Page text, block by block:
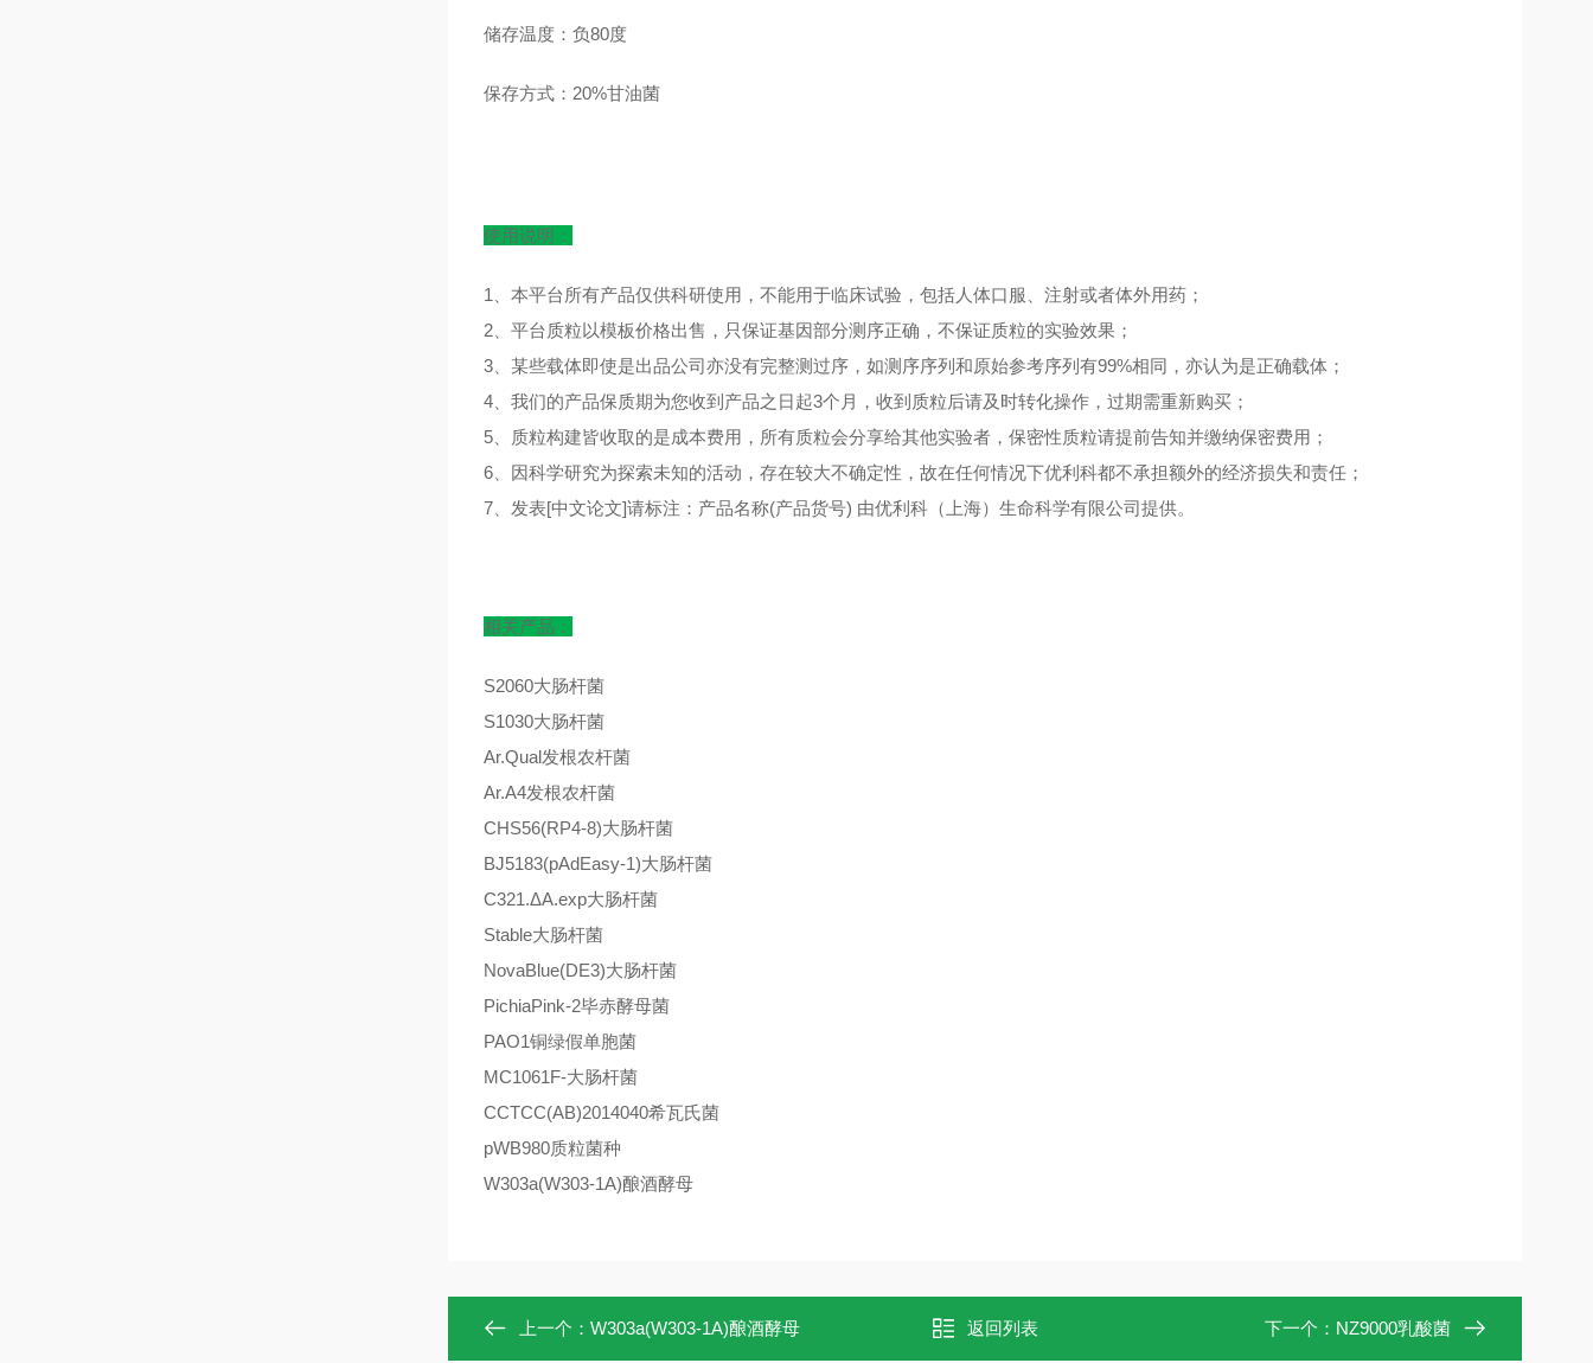
储存温度：负80度
保存方式：20%甘油菌
使用说明：
1、本平台所有产品仅供科研使用，不能用于临床试验，包括人体口服、注射或者体外用药；
2、平台质粒以模板价格出售，只保证基因部分测序正确，不保证质粒的实验效果；
3、某些载体即使是出品公司亦没有完整测过序，如测序序列和原始参考序列有99%相同，亦认为是正确载体；
4、我们的产品保质期为您收到产品之日起3个月，收到质粒后请及时转化操作，过期需重新购买；
5、质粒构建皆收取的是成本费用，所有质粒会分享给其他实验者，保密性质粒请提前告知并缴纳保密费用；
6、因科学研究为探索未知的活动，存在较大不确定性，故在任何情况下优利科都不承担额外的经济损失和责任；
7、发表[中文论文]请标注：产品名称(产品货号) 由优利科（上海）生命科学有限公司提供。
相关产品：
S2060大肠杆菌
S1030大肠杆菌
Ar.Qual发根农杆菌
Ar.A4发根农杆菌
CHS56(RP4-8)大肠杆菌
BJ5183(pAdEasy-1)大肠杆菌
C321.ΔA.exp大肠杆菌
Stable大肠杆菌
NovaBlue(DE3)大肠杆菌
PichiaPink-2毕赤酵母菌
PAO1铜绿假单胞菌
MC1061F-大肠杆菌
CCTCC(AB)2014040希瓦氏菌
pWB980质粒菌种
W303a(W303-1A)酿酒酵母
上一个： W303a(W303-1A)酿酒酵母 返回列表 下一个： NZ9000乳酸菌